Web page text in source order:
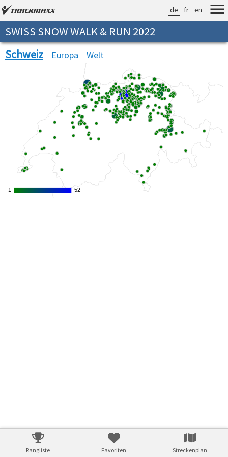
de fr en
SWISS SNOW WALK & RUN 2022
Schweiz Europa Welt
11 52
52
Rangliste Favoriten Streckenplan